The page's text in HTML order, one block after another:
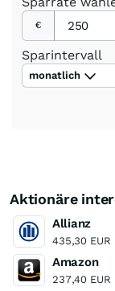
€
Sparintervall
monatlich
Aktionäre
Allianz
435,30 EUR
Amazon
237,40 EUR